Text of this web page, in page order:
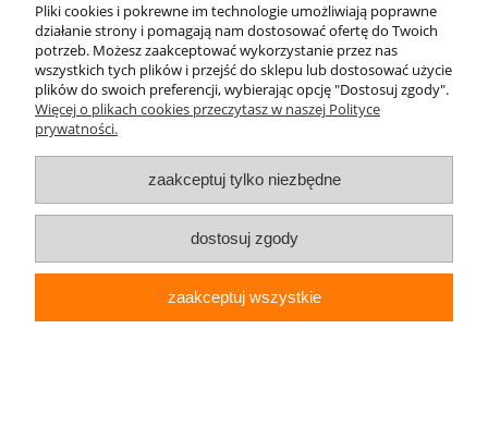
Kontakt
Sklep internetowy Shoper.pl
Pliki cookies i pokrewne im technologie umożliwiają poprawne
działanie strony i pomagają nam dostosować ofertę do Twoich
potrzeb. Możesz zaakceptować wykorzystanie przez nas
wszystkich tych plików i przejść do sklepu lub dostosować użycie
plików do swoich preferencji, wybierając opcję "Dostosuj zgody".
Więcej o plikach cookies przeczytasz w naszej Polityce
prywatności.
zaakceptuj tylko niezbędne
dostosuj zgody
zaakceptuj wszystkie